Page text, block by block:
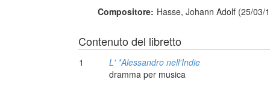
Compositore: Hasse, Johann Adolf (25/03/
Contenuto del libretto
1
L' *Alessandro nell'Indie
dramma per musica